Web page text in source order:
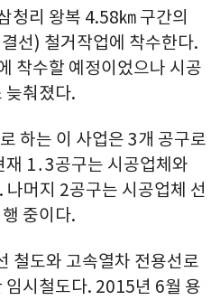
청리 왕복 4.58㎞ 구간의
선) 철거작업에 착수한다.
착수할 예정이었으나 시공
늦춰졌다.
하는 이 사업은 3개 공구로
재 1․3공구는 시공업체와
머지 2공구는 시공업체 선
중이다.
철도와 고속열차 전용선로
임시철도다. 2015년 6월 용